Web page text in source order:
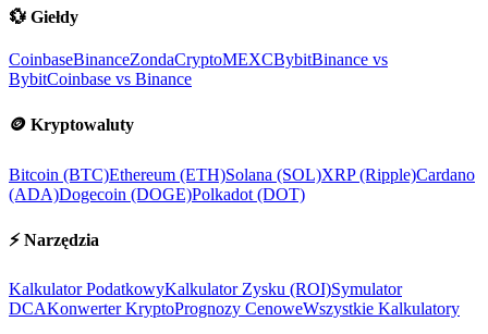
💱 Giełdy
CoinbaseBinanceZondaCryptoMEXCBybitBinance vs
BybitCoinbase vs Binance
🪙 Kryptowaluty
Bitcoin (BTC)Ethereum (ETH)Solana (SOL)XRP (Ripple)Cardano
(ADA)Dogecoin (DOGE)Polkadot (DOT)
⚡ Narzędzia
Kalkulator PodatkowyKalkulator Zysku (ROI)Symulator
DCAKonwerter KryptoPrognozy CenoweWszystkie Kalkulatory